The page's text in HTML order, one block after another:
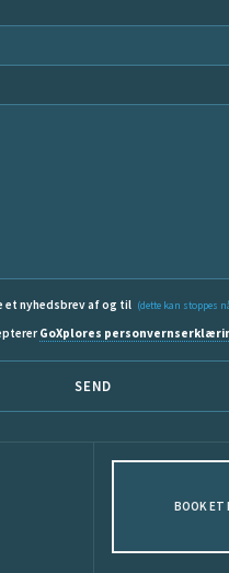
et nyhedsbrev af og til (dette kan stoppes
GoXplores
SEND
BOOK ET